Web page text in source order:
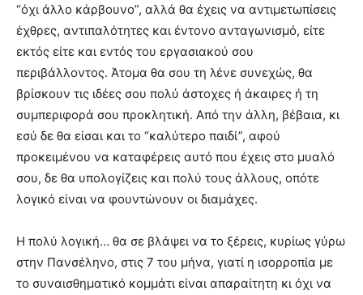
“όχι άλλο κάρβουνο”, αλλά θα έχεις να αντιμετωπίσεις
έχθρες, αντιπαλότητες και έντονο ανταγωνισμό, είτε
εκτός είτε και εντός του εργασιακού σου
περιβάλλοντος. Άτομα θα σου τη λένε συνεχώς, θα
βρίσκουν τις ιδέες σου πολύ άστοχες ή άκαιρες ή τη
συμπεριφορά σου προκλητική. Από την άλλη, βέβαια, κι
εσύ δε θα είσαι και το “καλύτερο παιδί”, αφού
προκειμένου να καταφέρεις αυτό που έχεις στο μυαλό
σου, δε θα υπολογίζεις και πολύ τους άλλους, οπότε
λογικό είναι να φουντώνουν οι διαμάχες.
Η πολύ λογική… θα σε βλάψει να το ξέρεις, κυρίως γύρω
στην Πανσέληνο, στις 7 του μήνα, γιατί η ισορροπία με
το συναισθηματικό κομμάτι είναι απαραίτητη κι όχι να